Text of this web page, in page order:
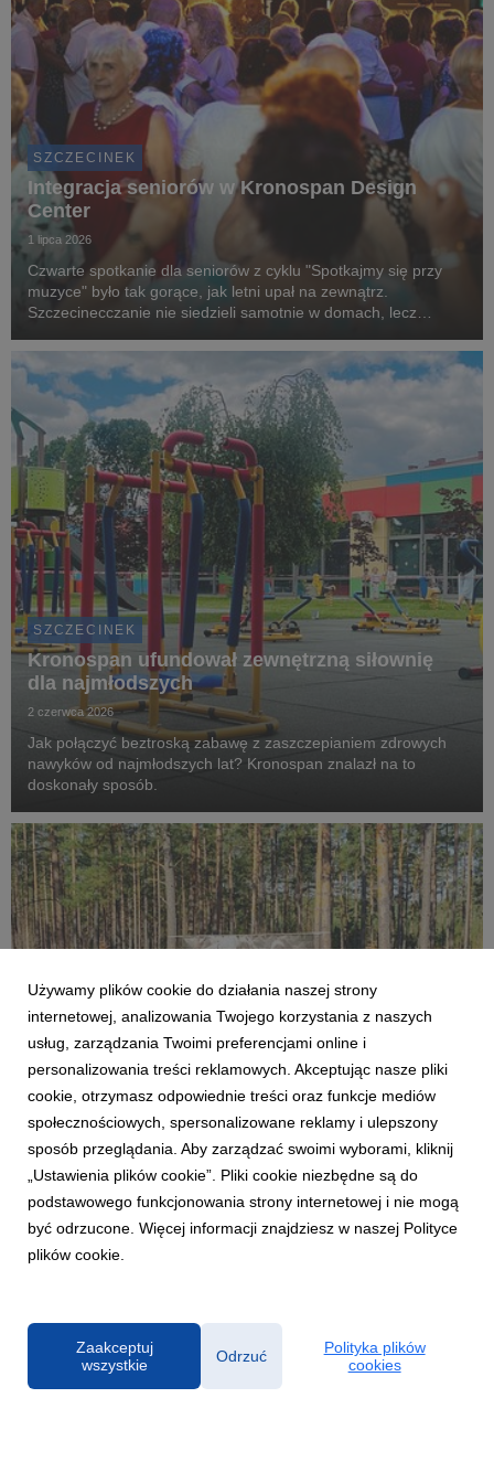
SZCZECINEK
Integracja seniorów w Kronospan Design
Center
1 lipca 2026
Czwarte spotkanie dla seniorów z cyklu "Spotkajmy się przy
muzyce" było tak gorące, jak letni upał na zewnątrz.
Szczecinecczanie nie siedzieli samotnie w domach, lecz
dzięki grantowi, przekazanemu przez Kronos...
SZCZECINEK
Kronospan ufundował zewnętrzną siłownię
dla najmłodszych
2 czerwca 2026
Jak połączyć beztroską zabawę z zaszczepianiem zdrowych
nawyków od najmłodszych lat? Kronospan znalazł na to
doskonały sposób.
SZCZECINEK
50 000 drzew dla przyszłości – GROW 2026 w
leśnictwie Spore
16 kwietnia 2026
W sobotę 11 kwietnia pracownicy Kronospan wraz z rodzinami
oraz zaproszeni przyjaciele firmy spotkali się w leśnictwie
Spore koło Szczecinka, by wspólnie posadzić 50 000 młodych
Używamy plików cookie do działania naszej strony
internetowej, analizowania Twojego korzystania z naszych
usług, zarządzania Twoimi preferencjami online i
personalizowania treści reklamowych. Akceptując nasze pliki
cookie, otrzymasz odpowiednie treści oraz funkcje mediów
społecznościowych, spersonalizowane reklamy i ulepszony
sposób przeglądania. Aby zarządzać swoimi wyborami, kliknij
„Ustawienia plików cookie”. Pliki cookie niezbędne są do
podstawowego funkcjonowania strony internetowej i nie mogą
być odrzucone. Więcej informacji znajdziesz w naszej Polityce
plików cookie.
Zaakceptuj
wszystkie
Odrzuć
Polityka plików
cookies